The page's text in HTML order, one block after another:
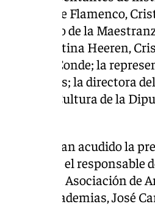
de Flamenco,
del Teatro de la
Cristina Heeren,
Fal Conde; la
Rocío Reyes; la directora
de Cultura de la
han acudido la
Prieto; el
y de la Asociación
de Academias, José